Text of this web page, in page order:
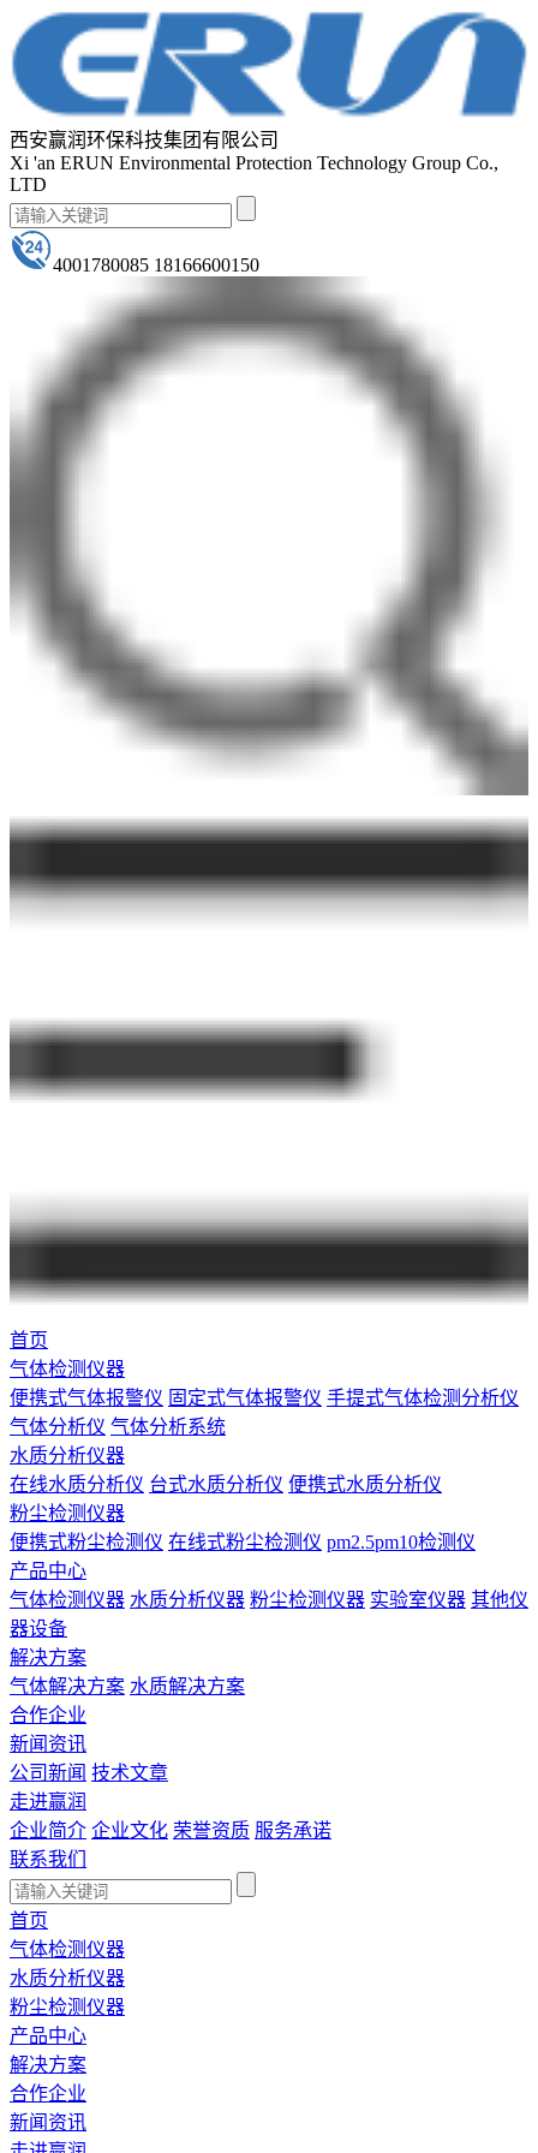
西安赢润环保科技集团有限公司
Xi 'an ERUN Environmental Protection Technology Group Co.,
LTD
4001780085 18166600150
首页
气体检测仪器
便携式气体报警仪 固定式气体报警仪 手提式气体检测分析仪
气体分析仪 气体分析系统
水质分析仪器
在线水质分析仪 台式水质分析仪 便携式水质分析仪
粉尘检测仪器
便携式粉尘检测仪 在线式粉尘检测仪 pm2.5pm10检测仪
产品中心
气体检测仪器 水质分析仪器 粉尘检测仪器 实验室仪器 其他仪
器设备
解决方案
气体解决方案 水质解决方案
合作企业
新闻资讯
公司新闻 技术文章
走进赢润
企业简介 企业文化 荣誉资质 服务承诺
联系我们
首页
气体检测仪器
水质分析仪器
粉尘检测仪器
产品中心
解决方案
合作企业
新闻资讯